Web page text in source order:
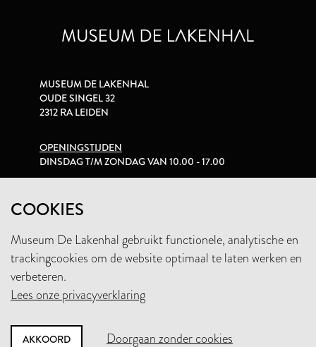
COOKIES
Museum De Lakenhal gebruikt functionele, analytische en
trackingcookies om de website optimaal te laten werken en
verbeteren.
Lees onze privacyverklaring
AKKOORD Doorgaan zonder cookies
MUSEUM DE LAKENHAL
OUDE SINGEL 32
2312 RA LEIDEN
OPENINGSTIJDEN
DINSDAG T/M ZONDAG VAN 10.00 - 17.00
+31 (0)71 5165360
INFO@LAKENHAL.NL
STEUN HET MUSEUM